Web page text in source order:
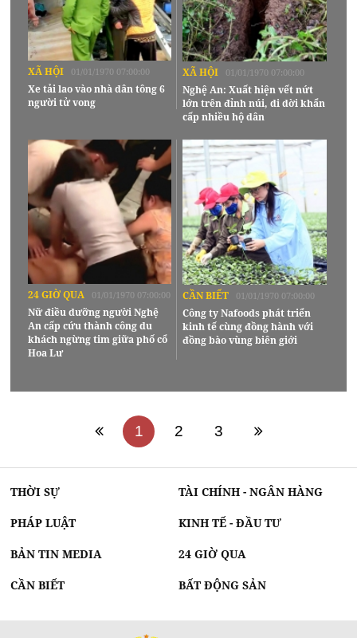
XÃ HỘI 01/01/1970 07:00:00
Xe tải lao vào nhà dân tông 6
người tử vong
XÃ HỘI 01/01/1970 07:00:00
Nghệ An: Xuất hiện vết nứt
lớn trên đỉnh núi, di dời khẩn
cấp nhiều hộ dân
24 GIỜ QUA 01/01/1970 07:00:00
Nữ điều dưỡng người Nghệ
An cấp cứu thành công du
khách ngừng tim giữa phố cổ
Hoa Lư
CẦN BIẾT 01/01/1970 07:00:00
Công ty Nafoods phát triển
kinh tế cùng đồng hành với
đồng bào vùng biên giới
1 2 3
THỜI SỰ TÀI CHÍNH - NGÂN HÀNG
PHÁP LUẬT KINH TẾ - ĐẦU TƯ
BẢN TIN MEDIA 24 GIỜ QUA
CẦN BIẾT BẤT ĐỘNG SẢN